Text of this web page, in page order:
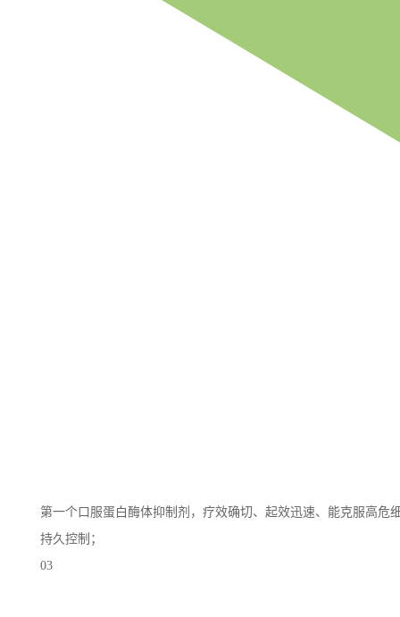
第一个口服蛋白酶体抑制剂，疗效确切、起效迅速、能克服高
持久控制；
03